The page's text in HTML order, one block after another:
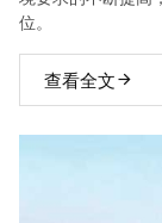
位。
查看全文